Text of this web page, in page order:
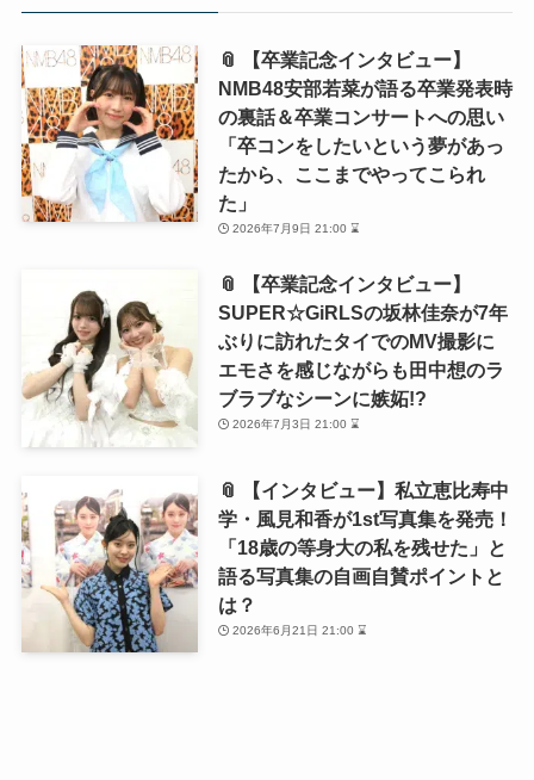
📎 【卒業記念インタビュー】
NMB48安部若菜が語る卒業発表時
の裏話＆卒業コンサートへの思い
「卒コンをしたいという夢があっ
たから、ここまでやってこられ
た」
2026年7月9日 21:00 ⌛
📎 【卒業記念インタビュー】
SUPER☆GiRLSの坂林佳奈が7年
ぶりに訪れたタイでのMV撮影に
エモさを感じながらも田中想のラ
ブラブなシーンに嫉妬!?
2026年7月3日 21:00 ⌛
📎 【インタビュー】私立恵比寿中
学・風見和香が1st写真集を発売！
「18歳の等身大の私を残せた」と
語る写真集の自画自賛ポイントと
は？
2026年6月21日 21:00 ⌛